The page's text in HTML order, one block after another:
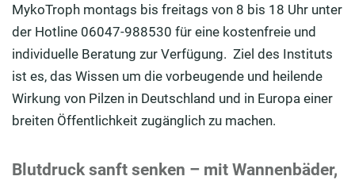
MykoTroph montags bis freitags von 8 bis 18 Uhr unter
der Hotline 06047-988530 für eine kostenfreie und
individuelle Beratung zur Verfügung. Ziel des Instituts
ist es, das Wissen um die vorbeugende und heilende
Wirkung von Pilzen in Deutschland und in Europa einer
breiten Öffentlichkeit zugänglich zu machen.
Blutdruck sanft senken – mit Wannenbäder,